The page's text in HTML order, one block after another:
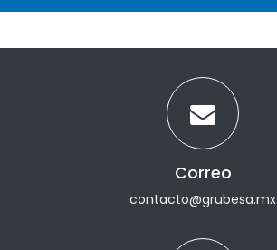
Correo
contacto@grubesa.mx